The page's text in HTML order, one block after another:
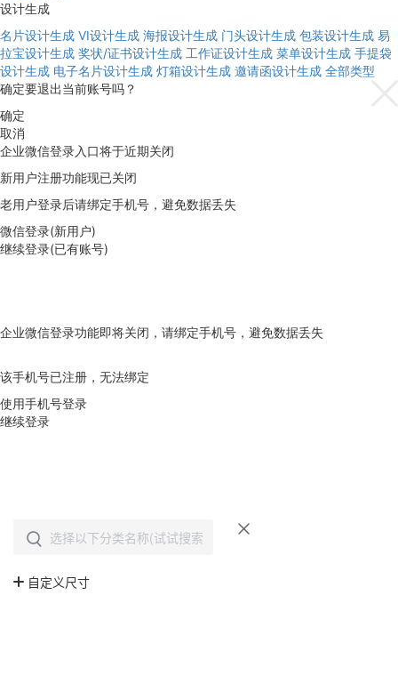
设计生成
名片设计生成 VI设计生成 海报设计生成 门头设计生成 包装设计生成 易
拉宝设计生成 奖状/证书设计生成 工作证设计生成 菜单设计生成 手提袋
设计生成 电子名片设计生成 灯箱设计生成 邀请函设计生成 全部类型
确定要退出当前账号吗？
确定
取消
企业微信登录入口将于近期关闭
新用户注册功能现已关闭
老用户登录后请绑定手机号，避免数据丢失
微信登录(新用户)
继续登录(已有账号)
企业微信登录功能即将关闭，请绑定手机号，避免数据丢失
该手机号已注册，无法绑定
使用手机号登录
继续登录